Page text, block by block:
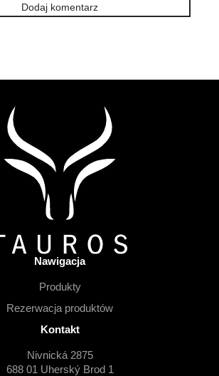
Dodaj komentarz
Nawigacja
Produkty
Rezerwacja produktów
Kontakt
Nivnická 2875
688 01 Uherský Brod 1